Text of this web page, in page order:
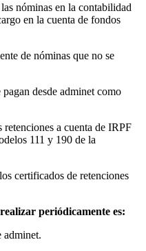
nóminas en la contabilidad
en la cuenta de fondos
de nóminas que no se
desde adminet como
retenciones a cuenta de IRPF
111 y 190 de la
certificados de retenciones
periódicamente es:
adminet.